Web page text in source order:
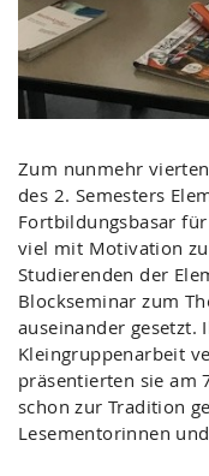
Zum nunmehr
des 2. Semesters
Fortbildungsbasar
viel mit Motivation
Studierenden der
Blockseminar zum
auseinander gesetzt.
Kleingruppenarbeit
präsentierten sie am
schon zur Tradition
Lesementorinnen